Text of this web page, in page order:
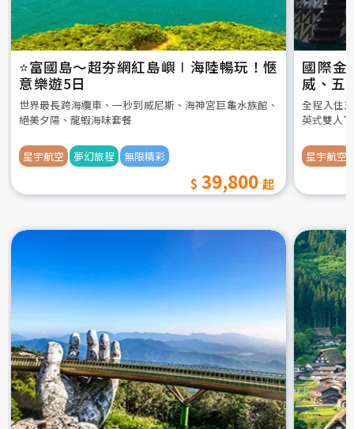
⭐️富國島～超夯網紅島嶼∣海陸暢玩！愜
意樂遊5日
世界最長跨海纜車、一秒到威尼斯、海神宮巨龜水族館、
絕美夕陽、龍蝦海味套餐
星宇航空 夢幻旅程 無限精彩
39,800
國際金
威、五
全程入住
英式雙人
星宇航空